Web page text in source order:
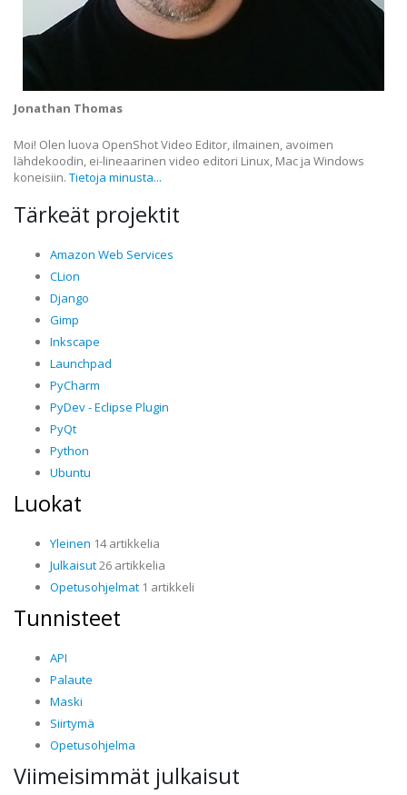
Jonathan Thomas
Moi! Olen luova OpenShot Video Editor, ilmainen, avoimen
lähdekoodin, ei-lineaarinen video editori Linux, Mac ja Windows
koneisiin. Tietoja minusta...
Tärkeät projektit
Amazon Web Services
CLion
Django
Gimp
Inkscape
Launchpad
PyCharm
PyDev - Eclipse Plugin
PyQt
Python
Ubuntu
Luokat
Yleinen 14 artikkelia
Julkaisut26 artikkelia
Opetusohjelmat 1 artikkeli
Tunnisteet
API
Palaute
Maski
Siirtymä
Opetusohjelma
Viimeisimmät julkaisut